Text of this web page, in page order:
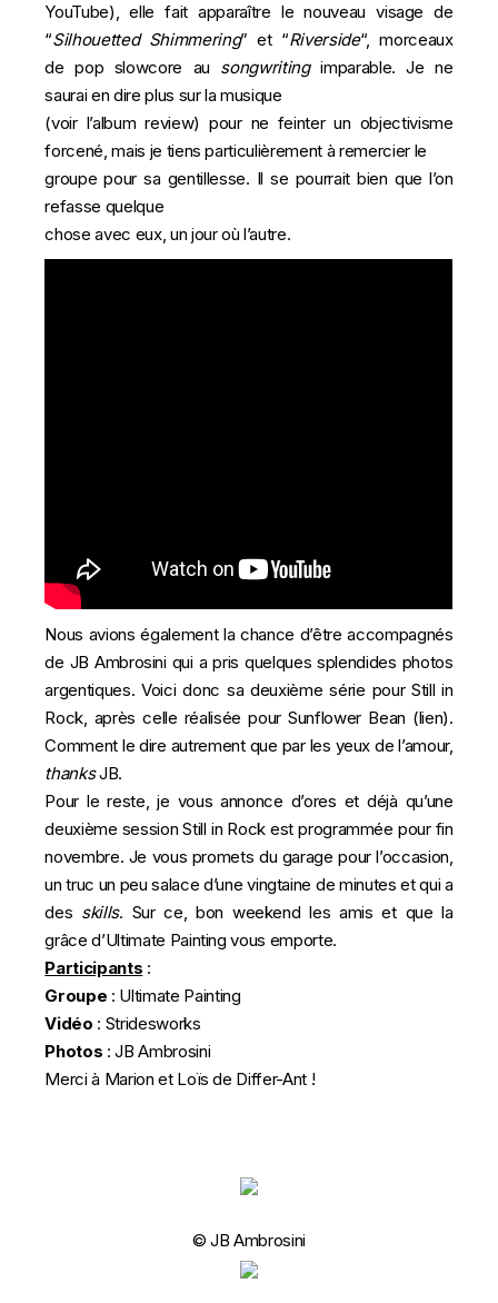
YouTube), elle fait apparaître le nouveau visage de
“Silhouetted Shimmering” et “Riverside“, morceaux
de pop slowcore au songwritingimparable. Je ne
saurai en dire plus sur la musique
(voir l’album review) pour ne feinter un objectivisme
forcené, mais je tiens particulièrement à remercier le
groupe pour sa gentillesse. Il se pourrait bien que l’on
refasse quelque
chose avec eux, un jour où l’autre.
Nous avions également la chance d’être accompagnés
de JB Ambrosini qui a pris quelques splendides photos
argentiques. Voici donc sa deuxième série pour Still in
Rock, après celle réalisée pour Sunflower Bean (lien).
Comment le dire autrement que par les yeux de l’amour,
thanksJB.
Pour le reste, je vous annonce d’ores et déjà qu’une
deuxième session Still in Rock est programmée pour fin
novembre. Je vous promets du garage pour l’occasion,
un truc un peu salace d’une vingtaine de minutes et qui a
des skills. Sur ce, bon weekend les amis et que la
grâce d’Ultimate Painting vous emporte.
Participants :
Groupe : Ultimate Painting
Vidéo : Stridesworks
Photos :JB Ambrosini
Merci à Marion et Loïs de Differ-Ant !
© JB Ambrosini